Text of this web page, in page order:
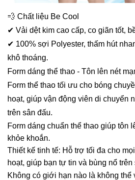
💨 Chất liệu Be Cool
✔ Vải dệt kim cao cấp, co giãn tốt,
✔ 100% sợi Polyester, thấm hút
khô thoáng.
Form dáng thể thao - Tôn lên nét
Form thể thao tối ưu cho bóng
hoạt, giúp vận động viên di chuyển
trên sân đấu.
Form dáng chuẩn thể thao giúp tôn
khỏe khoắn.
Thiết kế tinh tế: Hỗ trợ tối đa cho
hoạt, giúp bạn tự tin và bùng nổ trên
Không có giới hạn nào là không thể